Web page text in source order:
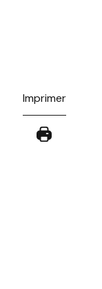
Imprimer